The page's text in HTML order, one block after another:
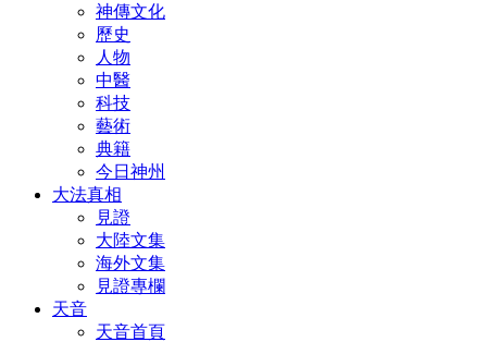
神傳文化
歷史
人物
中醫
科技
藝術
典籍
今日神州
大法真相
見證
大陸文集
海外文集
見證專欄
天音
天音首頁